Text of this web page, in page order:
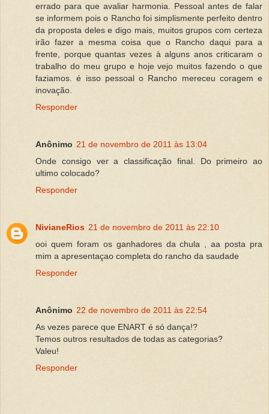
errado para que avaliar harmonia. Pessoal antes de falar
se informem pois o Rancho foi simplismente perfeito dentro
da proposta deles e digo mais, muitos grupos com certeza
irão fazer a mesma coisa que o Rancho daqui para a
frente, porque quantas vezes à alguns anos criticaram o
trabalho do meu grupo e hoje vejo muitos fazendo o que
faziamos. é isso pessoal o Rancho mereceu coragem e
inovação.
Responder
Anônimo 21 de novembro de 2011 às 13:04
Onde consigo ver a classificação final. Do primeiro ao
ultimo colocado?
Responder
NivianeRios 21 de novembro de 2011 às 22:10
ooi quem foram os ganhadores da chula , aa posta pra
mim a apresentaçao completa do rancho da saudade
Responder
Anônimo 22 de novembro de 2011 às 22:54
As vezes parece que ENART é só dança!?
Temos outros resultados de todas as categorias?
Valeu!
Responder